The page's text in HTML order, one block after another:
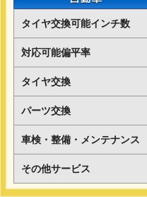
タイヤ交換可能インチ数
対応可能偏平率
タイヤ交換
パーツ交換
車検・整備・メンテナンス
その他サービス